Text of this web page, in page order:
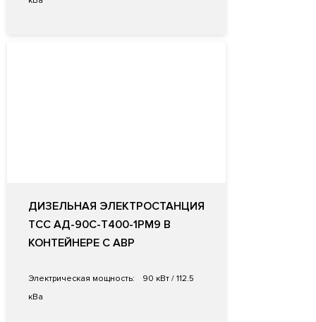
ДИЗЕЛЬНАЯ ЭЛЕКТРОСТАНЦИЯ
ТСС АД-90С-Т400-1РМ9 В
КОНТЕЙНЕРЕ С АВР
Электрическая мощность:
90 кВт / 112.5
кВа